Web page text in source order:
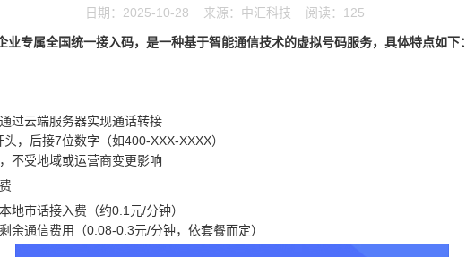
日期：2025-10-28 来源：中汇科技 阅读：125
业专属全国统一接入码‌，是一种基于智能通信技术的虚拟号码服务，具体特点如下：
过云端服务器实现通话转接
头，后接7位数字（如400-XXX-XXXX）
不受地域或运营商变更影响
地市话接入费（约0.1元/分钟）
余通信费用（0.08-0.3元/分钟，依套餐而定）